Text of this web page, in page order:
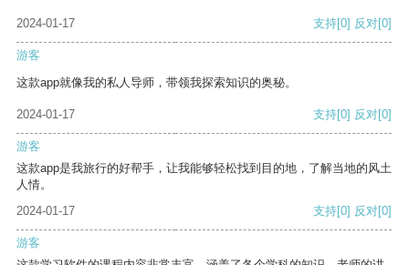
2024-01-17 支持[0] 反对[0]
游客
这款app就像我的私人导师，带领我探索知识的奥秘。
2024-01-17 支持[0] 反对[0]
游客
这款app是我旅行的好帮手，让我能够轻松找到目的地，了解当地的风土
人情。
2024-01-17
支持[0] 反对[0]
游客